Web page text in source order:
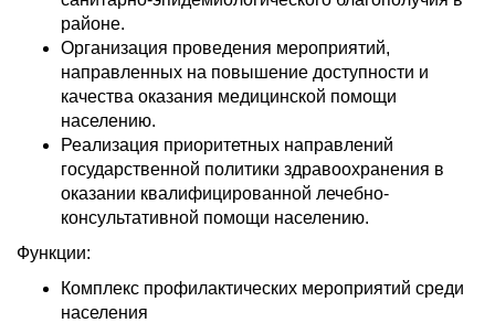
районе.
Организация проведения мероприятий,
направленных на повышение доступности и
качества оказания медицинской помощи
населению.
Реализация приоритетных направлений
государственной политики здравоохранения в
оказании квалифицированной лечебно-
консультативной помощи населению.
Функции:
Комплекс профилактических мероприятий среди
населения